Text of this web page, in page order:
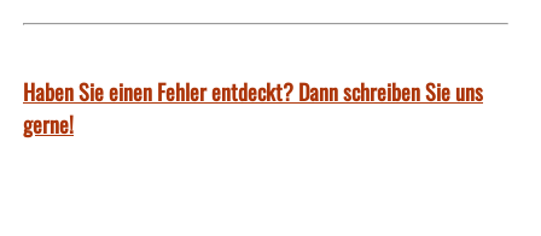
Haben Sie einen Fehler entdeckt? Dann schreiben Sie uns
gerne!